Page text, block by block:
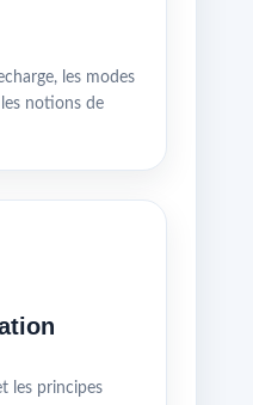
les modes
notions de
les principes